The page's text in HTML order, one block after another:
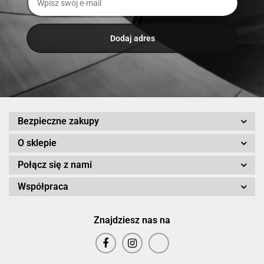
Bezpieczne zakupy
O sklepie
Połącz się z nami
Współpraca
Znajdziesz nas na